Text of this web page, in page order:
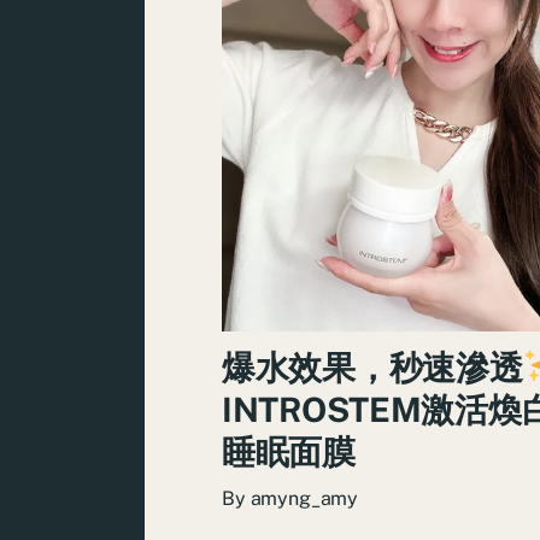
爆水效果，秒速滲透
INTROSTEM激活煥
睡眠面膜
By amyng_amy